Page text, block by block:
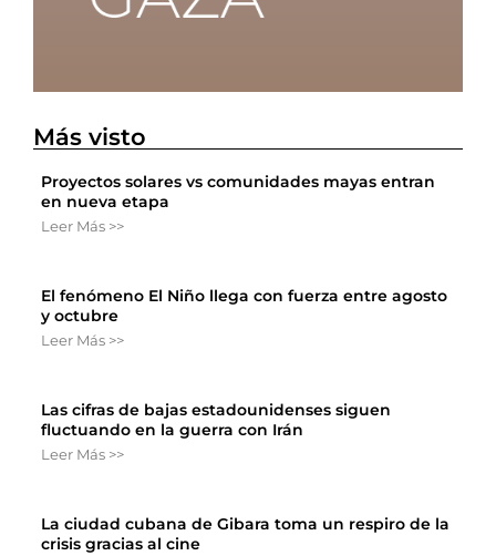
Más visto
Proyectos solares vs comunidades mayas entran
en nueva etapa
Leer Más >>
El fenómeno El Niño llega con fuerza entre agosto
y octubre
Leer Más >>
Las cifras de bajas estadounidenses siguen
fluctuando en la guerra con Irán
Leer Más >>
La ciudad cubana de Gibara toma un respiro de la
crisis gracias al cine